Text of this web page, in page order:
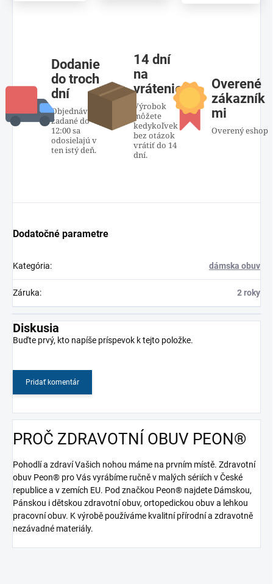
Dodanie
do troch
dní
Objednávky
zadané do
12:00 sa
odosielajú v
ten istý deň.
14 dní
na
vrátenie
Výrobok
môžete
kedykoľvek
bez otázok
vrátiť do 14
dní.
Overené
zákazník
mi
Overený eshop
Dodatočné parametre
Kategória: dámska obuv
Záruka: 2 roky
Diskusia
Buďte prvý, kto napíše príspevok k tejto položke.
Pridať komentár
PROČ ZDRAVOTNÍ OBUV PEON®
Pohodlí a zdraví Vašich nohou máme na prvním místě. Zdravotní
obuv Peon® pro Vás vyrábíme ručně v malých sériích v České
republice a v zemích EU. Pod značkou Peon® najdete Dámskou,
Pánskou i dětskou zdravotní obuv, ortopedickou obuv a lehkou
pracovní obuv. K výrobě používáme kvalitní přírodní a zdravotně
nezávadné materiály.